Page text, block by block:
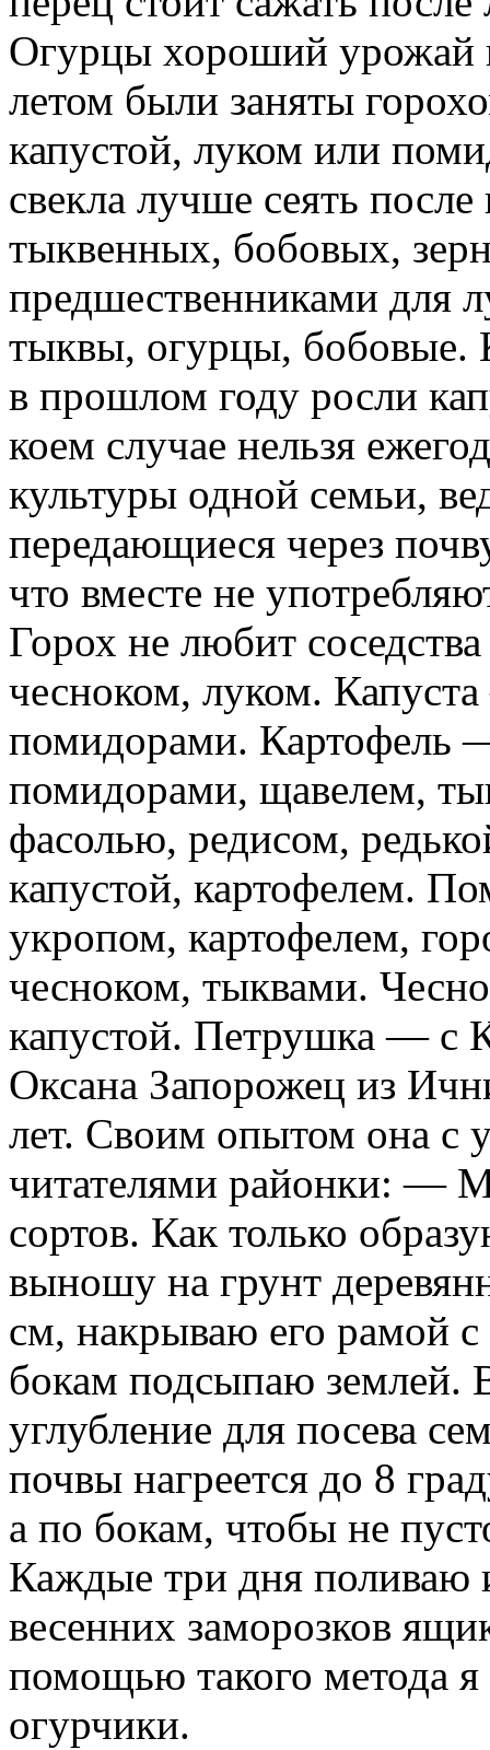
Огурцы хороший урожай
летом были заняты
капустой, луком или
свекла лучше сеять
тыквенных, бобовых,
предшественниками для
тыквы, огурцы, бобовые.
в прошлом году росли
коем случае нельзя
культуры одной семьи,
передающиеся через
что вместе не
Горох не любит
чесноком, луком.
помидорами. Картофель
помидорами, щавелем,
фасолью, редисом,
капустой, картофелем.
укропом, картофелем,
чесноком, тыквами.
капустой. Петрушка — с
Оксана Запорожец из
лет. Своим опытом она с
читателями районки: —
сортов. Как только
выношу на грунт
см, накрываю его рамой
бокам подсыпаю землей.
углубление для посева
почвы нагреется до 8
а по бокам, чтобы не
Каждые три дня поливаю
весенних заморозков
помощью такого метода
огурчики.